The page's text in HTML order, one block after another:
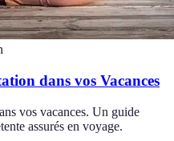
dans vos Vacances
vos vacances. Un guide
assurés en voyage.